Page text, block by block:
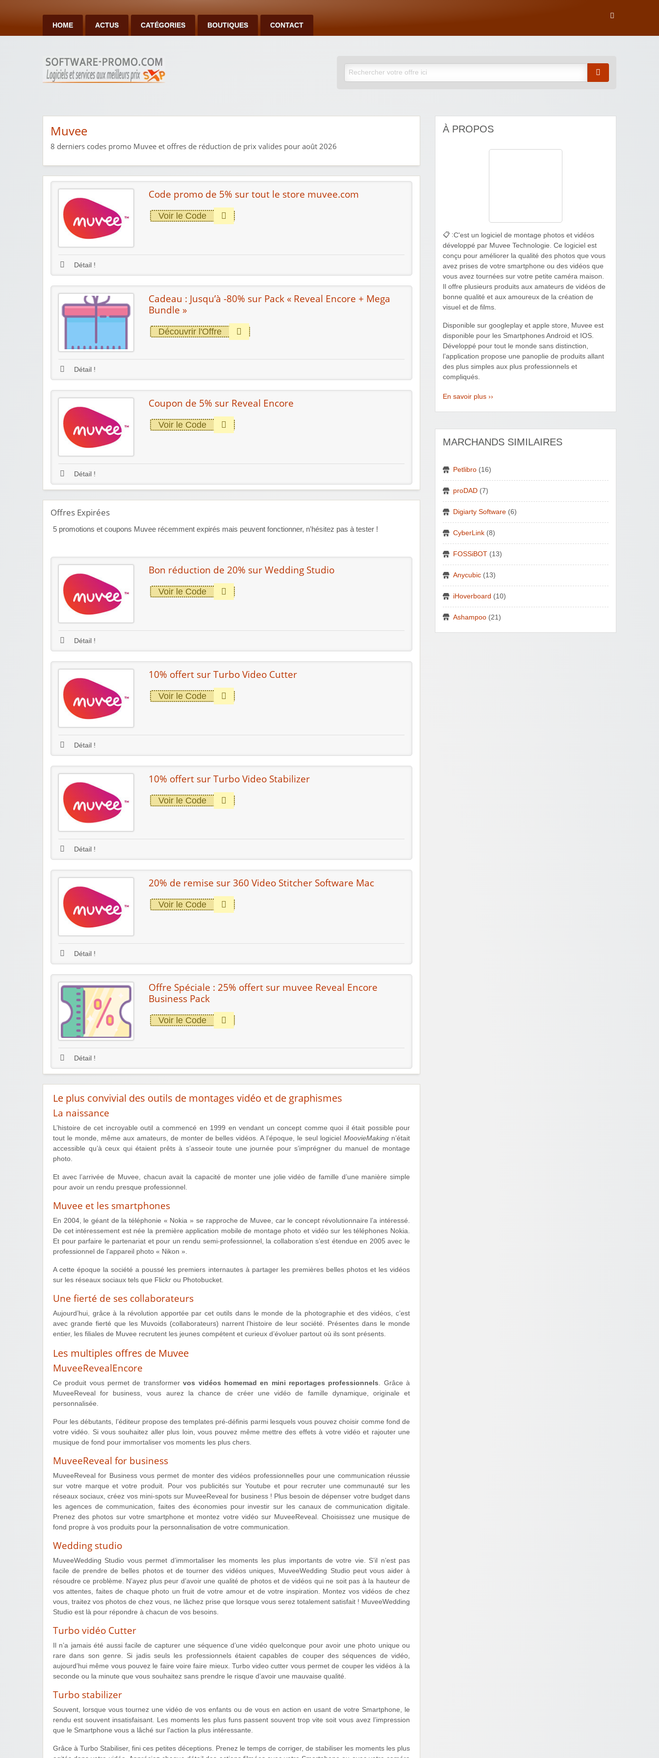
HOME ACTUS CATÉGORIES BOUTIQUES CONTACT
Muvee
8 derniers codes promo Muvee et offres de réduction de prix valides pour août 2026
Code promo de 5% sur tout le store muvee.com
Voir le Code
Détail !
Cadeau : Jusqu’à -80% sur Pack « Reveal Encore + Mega
Bundle »
Découvrir l'Offre
Détail !
Coupon de 5% sur Reveal Encore
Voir le Code
Détail !
Offres Expirées
5 promotions et coupons Muvee récemment expirés mais peuvent fonctionner, n'hésitez pas à tester !
Bon réduction de 20% sur Wedding Studio
Voir le Code
Détail !
10% offert sur Turbo Video Cutter
Voir le Code
Détail !
10% offert sur Turbo Video Stabilizer
Voir le Code
Détail !
20% de remise sur 360 Video Stitcher Software Mac
Voir le Code
Détail !
Offre Spéciale : 25% offert sur muvee Reveal Encore
Business Pack
Voir le Code
Détail !
Le plus convivial des outils de montages vidéo et de graphismes
La naissance
L’histoire de cet incroyable outil a commencé en 1999 en vendant un concept comme quoi il était possible pour
tout le monde, même aux amateurs, de monter de belles vidéos. A l’époque, le seul logicielMoovieMaking n’était
accessible qu’à ceux qui étaient prêts à s’asseoir toute une journée pour s’imprégner du manuel de montage
photo.
Et avec l’arrivée de Muvee, chacun avait la capacité de monter une jolie vidéo de famille d’une manière simple
pour avoir un rendu presque professionnel.
Muvee et les smartphones
En 2004, le géant de la téléphonie « Nokia » se rapproche de Muvee, car le concept révolutionnaire l’a intéressé.
De cet intéressement est née la première application mobile de montage photo et vidéo sur les téléphones Nokia.
Et pour parfaire le partenariat et pour un rendu semi-professionnel, la collaboration s’est étendue en 2005 avec le
professionnel de l’appareil photo « Nikon ».
A cette époque la société a poussé les premiers internautes à partager les premières belles photos et les vidéos
sur les réseaux sociaux tels que Flickr ou Photobucket.
Une fierté de ses collaborateurs
Aujourd’hui, grâce à la révolution apportée par cet outils dans le monde de la photographie et des vidéos, c’est
avec grande fierté que les Muvoids (collaborateurs) narrent l’histoire de leur société. Présentes dans le monde
entier, les filiales de Muvee recrutent les jeunes compétent et curieux d’évoluer partout où ils sont présents.
Les multiples offres de Muvee
MuveeRevealEncore
Ce produit vous permet de transformervos vidéos homemad en mini reportages professionnels . Grâce à
MuveeReveal for business, vous aurez la chance de créer une vidéo de famille dynamique, originale et
personnalisée.
Pour les débutants, l’éditeur propose des templates pré-définis parmi lesquels vous pouvez choisir comme fond de
votre vidéo. Si vous souhaitez aller plus loin, vous pouvez même mettre des effets à votre vidéo et rajouter une
musique de fond pour immortaliser vos moments les plus chers.
MuveeReveal for business
MuveeReveal for Business vous permet de monter des vidéos professionnelles pour une communication réussie
sur votre marque et votre produit. Pour vos publicités sur Youtube et pour recruter une communauté sur les
réseaux sociaux, créez vos mini-spots sur MuveeReveal for business ! Plus besoin de dépenser votre budget dans
les agences de communication, faites des économies pour investir sur les canaux de communication digitale.
Prenez des photos sur votre smartphone et montez votre vidéo sur MuveeReveal. Choisissez une musique de
fond propre à vos produits pour la personnalisation de votre communication.
Wedding studio
MuveeWedding Studio vous permet d’immortaliser les moments les plus importants de votre vie. S’il n’est pas
facile de prendre de belles photos et de tourner des vidéos uniques, MuveeWedding Studio peut vous aider à
résoudre ce problème. N’ayez plus peur d’avoir une qualité de photos et de vidéos qui ne soit pas à la hauteur de
vos attentes, faites de chaque photo un fruit de votre amour et de votre inspiration. Montez vos vidéos de chez
vous, traitez vos photos de chez vous, ne lâchez prise que lorsque vous serez totalement satisfait ! MuveeWedding
Studio est là pour répondre à chacun de vos besoins.
Turbo vidéo Cutter
Il n’a jamais été aussi facile de capturer une séquence d’une vidéo quelconque pour avoir une photo unique ou
rare dans son genre. Si jadis seuls les professionnels étaient capables de couper des séquences de vidéo,
aujourd’hui même vous pouvez le faire voire faire mieux. Turbo video cutter vous permet de couper les vidéos à la
seconde ou la minute que vous souhaitez sans prendre le risque d’avoir une mauvaise qualité.
Turbo stabilizer
Souvent, lorsque vous tournez une vidéo de vos enfants ou de vous en action en usant de votre Smartphone, le
rendu est souvent insatisfaisant. Les moments les plus funs passent souvent trop vite soit vous avez l’impression
que le Smartphone vous a lâché sur l’action la plus intéressante.
Grâce à Turbo Stabiliser, fini ces petites déceptions. Prenez le temps de corriger, de stabiliser les moments les plus
À PROPOS
📋 :C'est un logiciel de montage photos et vidéos
développé par Muvee Technologie. Ce logiciel est
conçu pour améliorer la qualité des photos que vous
avez prises de votre smartphone ou des vidéos que
vous avez tournées sur votre petite caméra maison.
Il offre plusieurs produits aux amateurs de vidéos de
bonne qualité et aux amoureux de la création de
visuel et de films.
Disponible sur googleplay et apple store, Muvee est
disponible pour les Smartphones Android et IOS.
Développé pour tout le monde sans distinction,
l’application propose une panoplie de produits allant
des plus simples aux plus professionnels et
compliqués.
En savoir plus ››
MARCHANDS SIMILAIRES
Petlibro (16)
proDAD (7)
Digiarty Software (6)
CyberLink (8)
FOSSiBOT (13)
Anycubic (13)
iHoverboard (10)
Ashampoo (21)